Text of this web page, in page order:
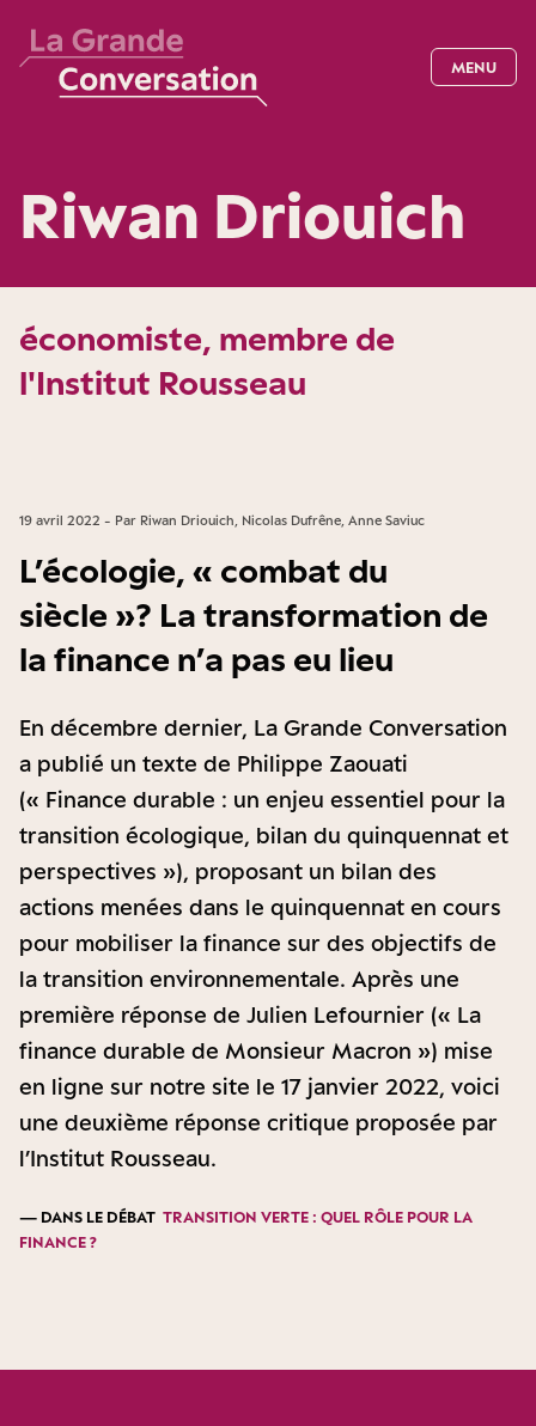
MENU
Riwan Driouich
économiste, membre de
l'Institut Rousseau
19 avril 2022 - Par Riwan Driouich, Nicolas Dufrêne, Anne Saviuc
L’écologie, « combat du
siècle » ? La transformation de
la finance n’a pas eu lieu
En décembre dernier, La Grande Conversation
a publié un texte de Philippe Zaouati
(« Finance durable : un enjeu essentiel pour la
transition écologique, bilan du quinquennat et
perspectives »), proposant un bilan des
actions menées dans le quinquennat en cours
pour mobiliser la finance sur des objectifs de
la transition environnementale. Après une
première réponse de Julien Lefournier (« La
finance durable de Monsieur Macron ») mise
en ligne sur notre site le 17 janvier 2022, voici
une deuxième réponse critique proposée par
l’Institut Rousseau.
— DANS LE DÉBAT TRANSITION VERTE : QUEL RÔLE POUR LA
FINANCE ?